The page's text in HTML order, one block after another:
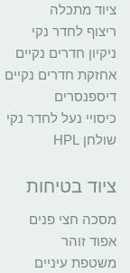
ציוד מתכלה
ריצוף לחדר נקי
ניקיון חדרים נקיים
אחזקת חדרים נקיים
דיספנסרים
כיסויי נעל לחדר נקי
שולחן HPL
ציוד בטיחות
מסכה חצי פנים
אפוד זוהר
משטפת עיניים